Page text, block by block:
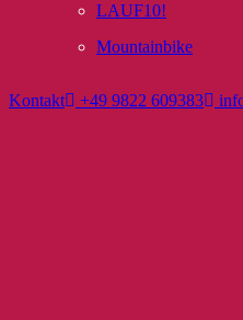
LAUF10!
Mountainbike
Kontakt +49 9822 609383